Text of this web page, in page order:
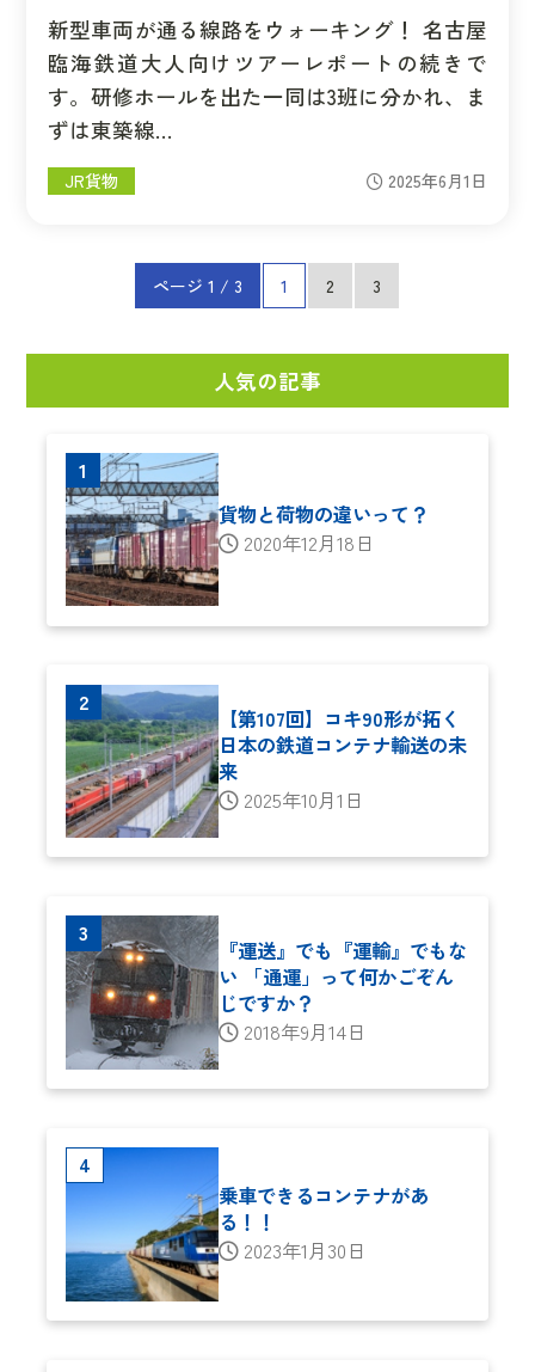
新型車両が通る線路をウォーキング！ 名古屋
臨海鉄道大人向けツアーレポートの続きで
す。研修ホールを出た一同は3班に分かれ、ま
ずは東築線…
JR貨物 2025年6月1日
ページ 1 / 3 1 2 3
人気の記事
貨物と荷物の違いって？
2020年12月18日
【第107回】コキ90形が拓く
日本の鉄道コンテナ輸送の未
来
2025年10月1日
『運送』でも『運輸』でもな
い 「通運」って何かごぞん
じですか？
2018年9月14日
乗車できるコンテナがあ
る！！
2023年1月30日